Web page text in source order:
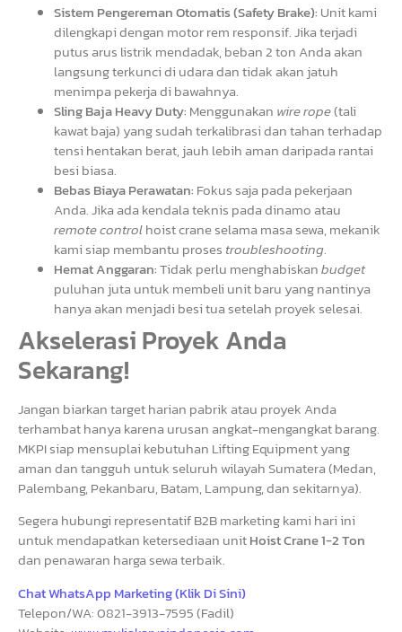
Sistem Pengereman Otomatis (Safety Brake): Unit kami
dilengkapi dengan motor rem responsif. Jika terjadi
putus arus listrik mendadak, beban 2 ton Anda akan
langsung terkunci di udara dan tidak akan jatuh
menimpa pekerja di bawahnya.
Sling Baja Heavy Duty: Menggunakan wire rope(tali
kawat baja) yang sudah terkalibrasi dan tahan terhadap
tensi hentakan berat, jauh lebih aman daripada rantai
besi biasa.
Bebas Biaya Perawatan: Fokus saja pada pekerjaan
Anda. Jika ada kendala teknis pada dinamo atau
remote controlhoist crane selama masa sewa, mekanik
kami siap membantu proses troubleshooting.
Hemat Anggaran:Tidak perlu menghabiskanbudget
puluhan juta untuk membeli unit baru yang nantinya
hanya akan menjadi besi tua setelah proyek selesai.
Akselerasi Proyek Anda
Sekarang!
Jangan biarkan target harian pabrik atau proyek Anda
terhambat hanya karena urusan angkat-mengangkat barang.
MKPI siap mensuplai kebutuhan Lifting Equipment yang
aman dan tangguh untuk seluruh wilayah Sumatera (Medan,
Palembang, Pekanbaru, Batam, Lampung, dan sekitarnya).
Segera hubungi representatif B2B marketing kami hari ini
untuk mendapatkan ketersediaan unitHoist Crane 1-2 Ton
dan penawaran harga sewa terbaik.
Chat WhatsApp Marketing (Klik Di Sini)
Telepon/WA: 0821-3913-7595 (Fadil)